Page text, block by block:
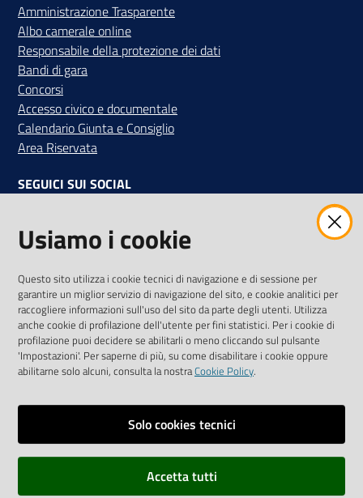
Amministrazione Trasparente
Albo camerale online
Responsabile della protezione dei dati
Bandi di gara
Concorsi
Accesso civico e documentale
Calendario Giunta e Consiglio
Area Riservata
SEGUICI SUI SOCIAL
Ricevi tutti gli aggiornamenti su eventi, nuove opportunità e
adempimenti normativi
Privacy policy
Usiamo i cookie
Questo sito utilizza i cookie tecnici di navigazione e di sessione per
garantire un miglior servizio di navigazione del sito, e cookie analitici per
raccogliere informazioni sull'uso del sito da parte degli utenti. Utilizza
anche cookie di profilazione dell'utente per fini statistici. Per i cookie di
profilazione puoi decidere se abilitarli o meno cliccando sul pulsante
'Impostazioni'. Per saperne di più, su come disabilitare i cookie oppure
abilitarne solo alcuni, consulta la nostraCookie Policy.
Solo cookies tecnici
Accetta tutti